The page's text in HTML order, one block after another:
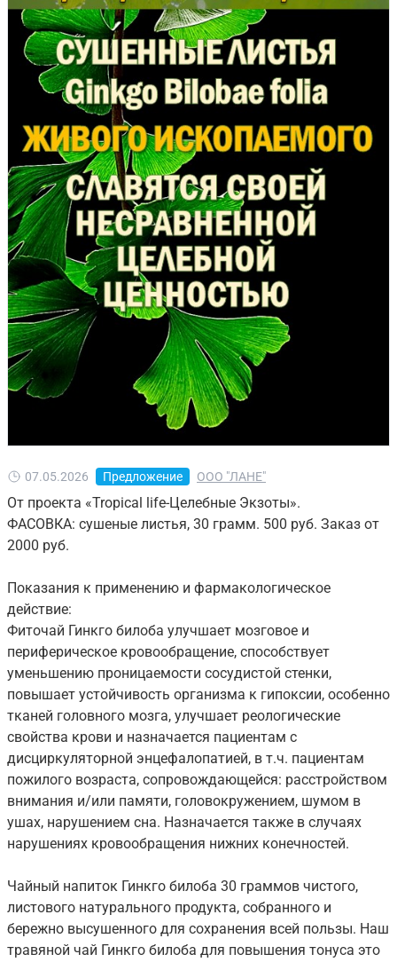
07.05.2026 Предложение ООО "ЛАНЕ"
От проекта «Tropical life-Целебные Экзоты».
ФАСОВКА: сушеные листья, 30 грамм. 500 руб. Заказ от
2000 руб.
Показания к применению и фармакологическое
действие:
Фиточай Гинкго билоба улучшает мозговое и
периферическое кровообращение, способствует
уменьшению проницаемости сосудистой стенки,
повышает устойчивость организма к гипоксии, особенно
тканей головного мозга, улучшает реологические
свойства крови и назначается пациентам с
дисциркуляторной энцефалопатией, в т.ч. пациентам
пожилого возраста, сопровождающейся: расстройством
внимания и/или памяти, головокружением, шумом в
ушах, нарушением сна. Назначается также в случаях
нарушениях кровообращения нижних конечностей.
Чайный напиток Гинкго билоба 30 граммов чистого,
листового натурального продукта, собранного и
бережно высушенного для сохранения всей пользы. Наш
травяной чай Гинкго билоба для повышения тонуса это